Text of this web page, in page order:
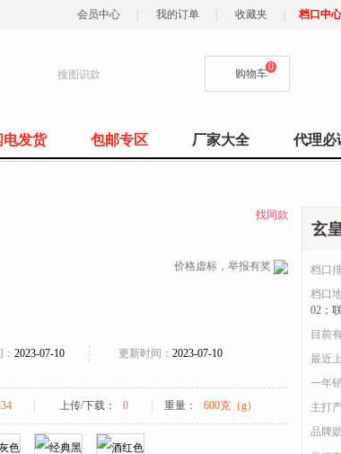
会员中心 我的订单 收藏夹 档口中心
搜图识款 购物车
0
电发货 包邮专区 厂家大全 代理必
找同款
价格虚标，举报有奖
2023-07-10 更新时间： 2023-07-10
上传/下载： 0 重量： 600克（g）
玄
档口
档口
02；
目前
最近
一年
主打
品牌